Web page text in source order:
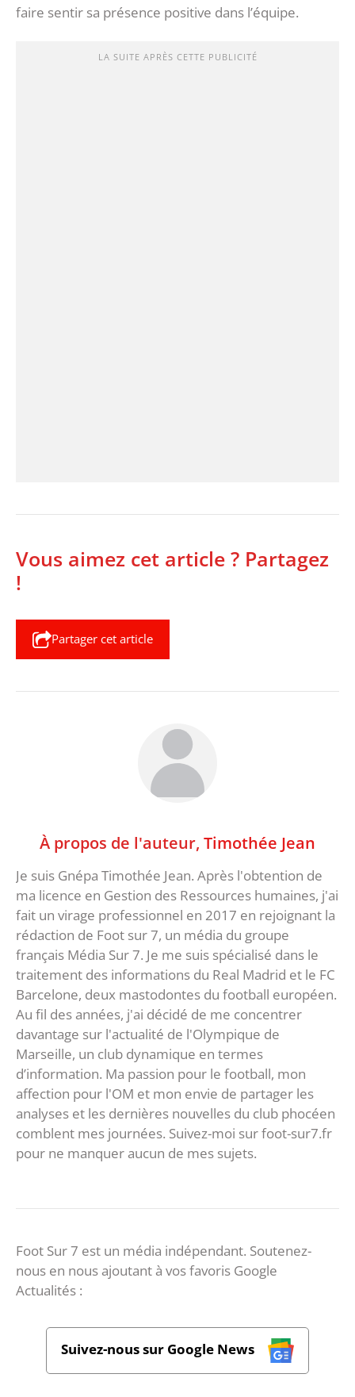
faire sentir sa présence positive dans l’équipe.
LA SUITE APRÈS CETTE PUBLICITÉ
Vous aimez cet article ? Partagez
!
Partager cet article
À propos de l'auteur, Timothée Jean
Je suis Gnépa Timothée Jean. Après l'obtention de
ma licence en Gestion des Ressources humaines, j'ai
fait un virage professionnel en 2017 en rejoignant la
rédaction de Foot sur 7, un média du groupe
français Média Sur 7. Je me suis spécialisé dans le
traitement des informations du Real Madrid et le FC
Barcelone, deux mastodontes du football européen.
Au fil des années, j'ai décidé de me concentrer
davantage sur l'actualité de l'Olympique de
Marseille, un club dynamique en termes
d’information. Ma passion pour le football, mon
affection pour l'OM et mon envie de partager les
analyses et les dernières nouvelles du club phocéen
comblent mes journées. Suivez-moi sur foot-sur7.fr
pour ne manquer aucun de mes sujets.
Foot Sur 7 est un média indépendant. Soutenez-
nous en nous ajoutant à vos favoris Google
Actualités :
Suivez-nous sur Google News